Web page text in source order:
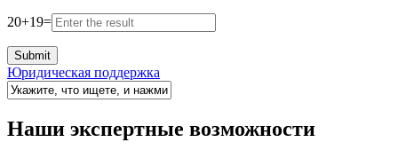
20+19=
Юридическая поддержка
Наши экспертные возможности